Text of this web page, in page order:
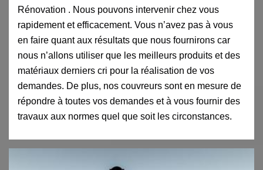
Rénovation . Nous pouvons intervenir chez vous
rapidement et efficacement. Vous n’avez pas à vous
en faire quant aux résultats que nous fournirons car
nous n’allons utiliser que les meilleurs produits et des
matériaux derniers cri pour la réalisation de vos
demandes. De plus, nos couvreurs sont en mesure de
répondre à toutes vos demandes et à vous fournir des
travaux aux normes quel que soit les circonstances.